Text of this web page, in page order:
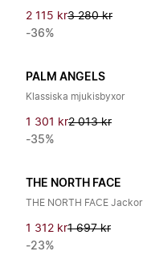
2 115 kr3 280 kr
-36%
PALM ANGELS
Klassiska mjukisbyxor
1 301 kr2 013 kr
-35%
THE NORTH FACE
THE NORTH FACE Jackor
1 312 kr1 697 kr
-23%